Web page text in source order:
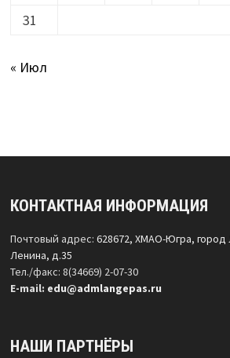
31
« Июл
КОНТАКТНАЯ ИНФОРМАЦИЯ
Почтовый адрес: 628672, ХМАО-Югра, город
Ленина, д.35
Тел./факс: 8(34669) 2-07-30
Е-mail: edu@admlangepas.ru
НАШИ ПАРТНЁРЫ